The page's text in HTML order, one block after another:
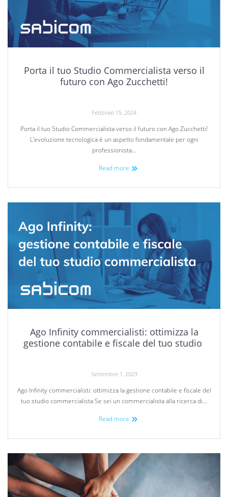
Porta il tuo Studio Commercialista verso il
futuro con Ago Zucchetti!
Febbraio 15, 2024
Porta il tuo Studio Commercialista verso il futuro con Ago Zucchetti!
L’evoluzione tecnologica è un aspetto fondamentale per ogni
professionista…
Read more
Ago Infinity commercialisti: ottimizza la
gestione contabile e fiscale del tuo studio
Settembre 1, 2023
Ago Infinity commercialisti: ottimizza la gestione contabile e fiscale del
tuo studio commercialista Se sei un commercialista alla ricerca di…
Read more